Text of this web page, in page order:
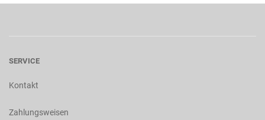
SERVICE
Kontakt
Zahlungsweisen